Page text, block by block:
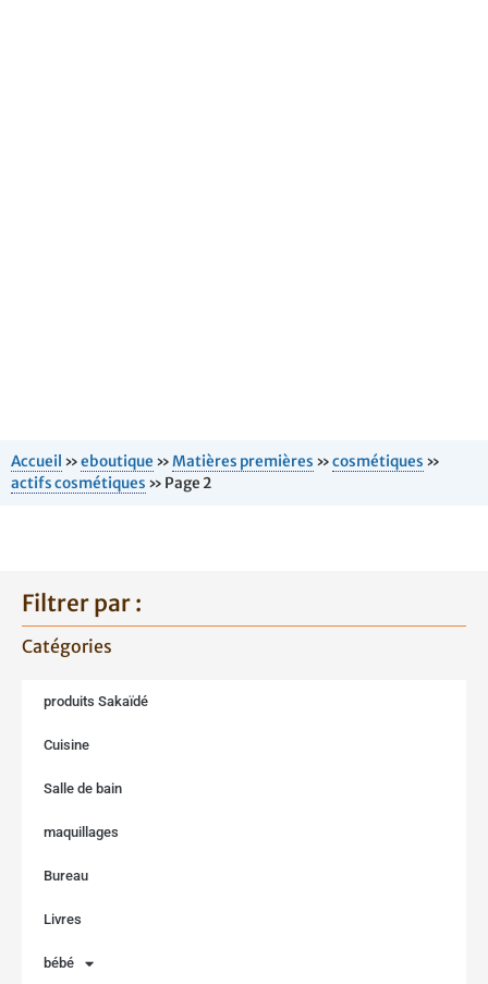
Accueil »eboutique »Matières premières »cosmétiques »
actifs cosmétiques » Page 2
Filtrer par :
Catégories
produits Sakaïdé
Cuisine
Salle de bain
maquillages
Bureau
Livres
bébé